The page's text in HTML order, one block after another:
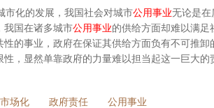
市化的发展，我国社会对城市公用事业无论是在
我国在诸多城市公用事业的供给方面却难以满足
性的事业，政府在保证其供给方面负有不可推
性，显然单靠政府的力量难以担当起这一巨大的
市场化 政府责任 公用事业